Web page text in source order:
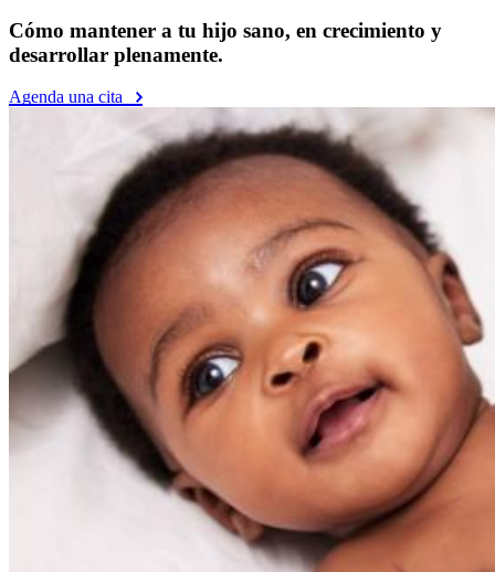
Cómo mantener a tu hijo sano, en crecimiento y
desarrollar plenamente.
Agenda una cita